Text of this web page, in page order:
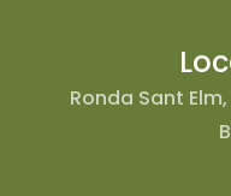
Ronda Sant